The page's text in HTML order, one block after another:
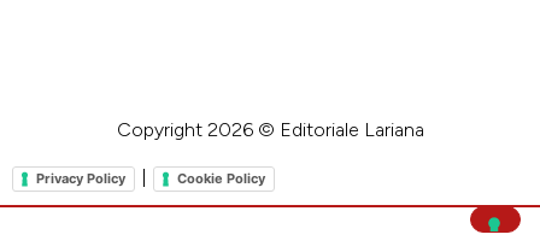
Copyright 2026 © Editoriale Lariana
Privacy Policy Cookie Policy